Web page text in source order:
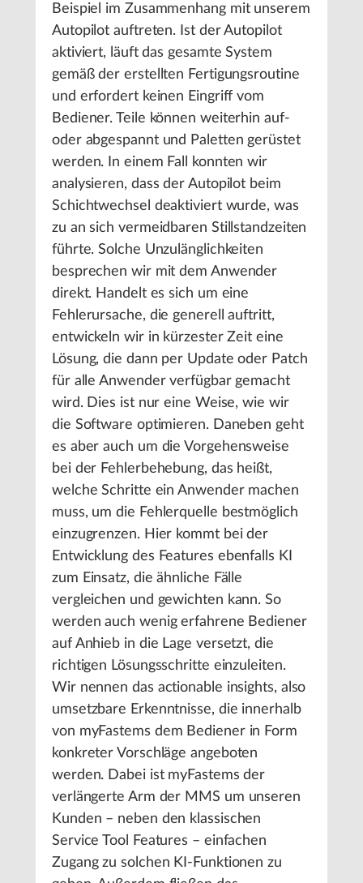
Beispiel im Zusammenhang mit unserem
Autopilot auftreten. Ist der Autopilot
aktiviert, läuft das gesamte System
gemäß der erstellten Fertigungsroutine
und erfordert keinen Eingriff vom
Bediener. Teile können weiterhin auf-
oder abgespannt und Paletten gerüstet
werden. In einem Fall konnten wir
analysieren, dass der Autopilot beim
Schichtwechsel deaktiviert wurde, was
zu an sich vermeidbaren Stillstandzeiten
führte. Solche Unzulänglichkeiten
besprechen wir mit dem Anwender
direkt. Handelt es sich um eine
Fehlerursache, die generell auftritt,
entwickeln wir in kürzester Zeit eine
Lösung, die dann per Update oder Patch
für alle Anwender verfügbar gemacht
wird. Dies ist nur eine Weise, wie wir
die Software optimieren. Daneben geht
es aber auch um die Vorgehensweise
bei der Fehlerbehebung, das heißt,
welche Schritte ein Anwender machen
muss, um die Fehlerquelle bestmöglich
einzugrenzen. Hier kommt bei der
Entwicklung des Features ebenfalls KI
zum Einsatz, die ähnliche Fälle
vergleichen und gewichten kann. So
werden auch wenig erfahrene Bediener
auf Anhieb in die Lage versetzt, die
richtigen Lösungsschritte einzuleiten.
Wir nennen das actionable insights, also
umsetzbare Erkenntnisse, die innerhalb
von myFastems dem Bediener in Form
konkreter Vorschläge angeboten
werden. Dabei ist myFastems der
verlängerte Arm der MMS um unseren
Kunden – neben den klassischen
Service Tool Features – einfachen
Zugang zu solchen KI-Funktionen zu